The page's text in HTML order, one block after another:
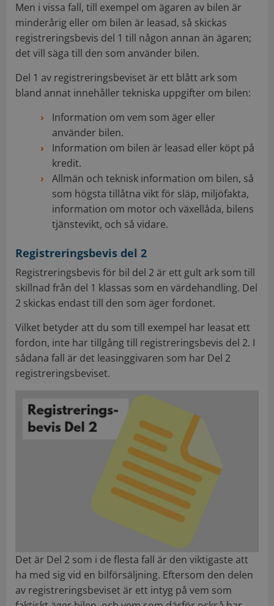
Men i vissa fall, till exempel om ägaren av bilen är
minderårig eller om bilen är leasad, så skickas
registreringsbevis del 1 till någon annan än ägaren;
det vill säga till den som använder bilen.
Del 1 av registreringsbeviset är ett blått ark som
bland annat innehåller tekniska uppgifter om bilen:
Information om vem som äger eller
använder bilen.
Information om bilen är leasad eller köpt på
kredit.
Allmän och teknisk information om bilen, så
som högsta tillåtna vikt för släp, miljöfakta,
information om motor och växellåda, bilens
tjänstevikt, och så vidare.
Registreringsbevis del 2
Registreringsbevis för bil del 2 är ett gult ark som till
skillnad från del 1 klassas som en värdehandling. Del
2 skickas endast till den som äger fordonet.
Vilket betyder att du som till exempel har leasat ett
fordon, inte har tillgång till registreringsbevis del 2. I
sådana fall är det leasinggivaren som har Del 2
registreringsbeviset.
Det är Del 2 som i de flesta fall är den viktigaste att
ha med sig vid en bilförsäljning. Eftersom den delen
av registreringsbeviset är ett intyg på vem som